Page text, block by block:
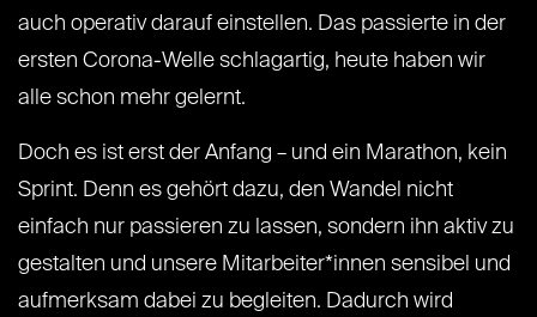
auch operativ darauf einstellen. Das passierte in der
ersten Corona-Welle schlagartig, heute haben wir
alle schon mehr gelernt.
Doch es ist erst der Anfang – und ein Marathon, kein
Sprint. Denn es gehört dazu, den Wandel nicht
einfach nur passieren zu lassen, sondern ihn aktiv zu
gestalten und unsere Mitarbeiter*innen sensibel und
aufmerksam dabei zu begleiten. Dadurch wird